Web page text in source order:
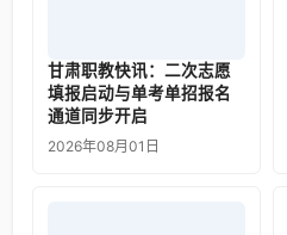
甘肃职教快讯：二次志愿
填报启动与单考单招报名
通道同步开启
2026年08月01日